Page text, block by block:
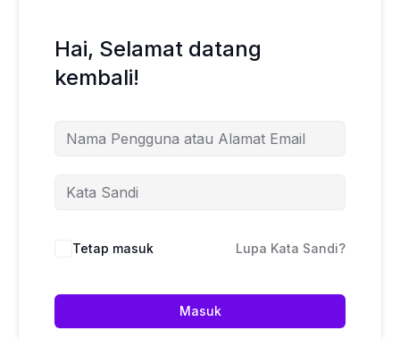
Hai, Selamat datang
kembali!
Tetap masuk Lupa Kata Sandi?
Masuk